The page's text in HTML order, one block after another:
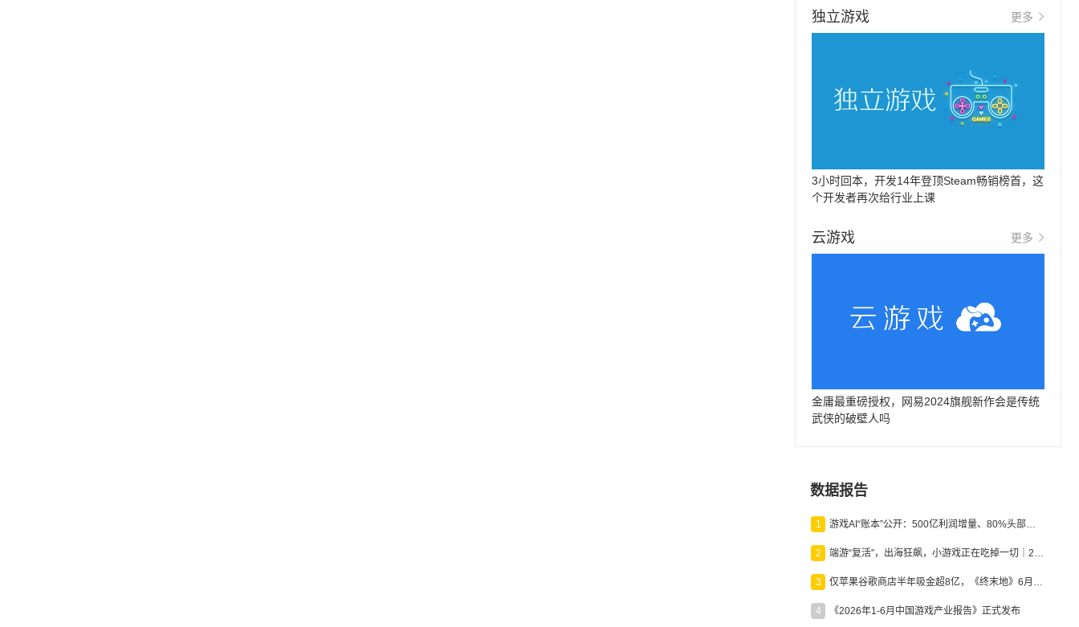
独立游戏 更多
3小时回本，开发14年登顶Steam畅销榜首，这
个开发者再次给行业上课
云游戏 更多
金庸最重磅授权，网易2024旗舰新作会是传统
武侠的破壁人吗
数据报告
1 游戏AI“账本”公开：500亿利润增量、80%头部入局，谁在闷声发财？
2 端游“复活”，出海狂飙，小游戏正在吃掉一切｜2026上半年产业报告
3 仅苹果谷歌商店半年吸金超8亿，《终末地》6月份收入显著回暖
4 《2026年1-6月中国游戏产业报告》正式发布